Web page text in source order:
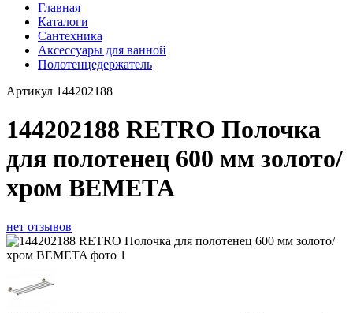
Главная
Каталоги
Сантехника
Аксессуары для ванной
Полотенцедержатель
Артикул 144202188
144202188 RETRO Полочка
для полотенец 600 мм золото/
хром BEMETA
нет отзывов